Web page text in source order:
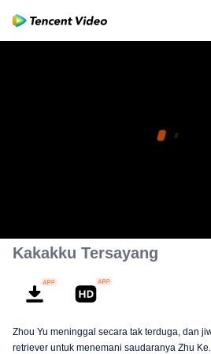
Kakakku Tersayang
Zhou Yu meninggal secara tak terduga, dan
retriever untuk menemani saudaranya Zhu